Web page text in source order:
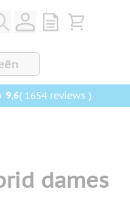
View quote,
Bekijk
9,6( 1654 reviews )
dames